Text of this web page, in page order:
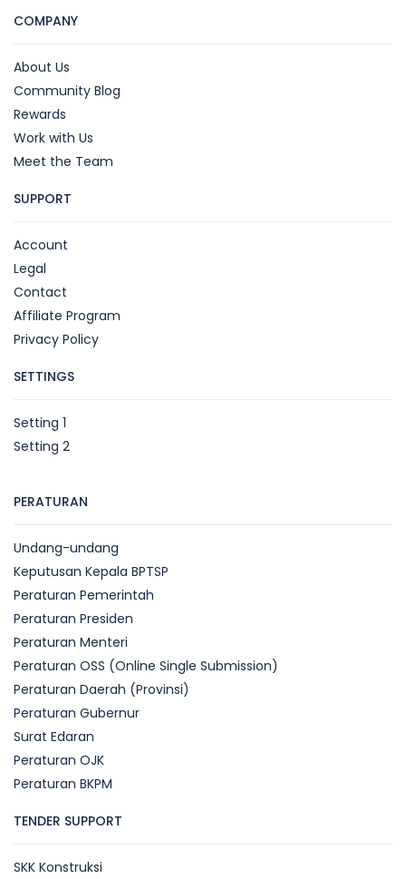
COMPANY
About Us
Community Blog
Rewards
Work with Us
Meet the Team
SUPPORT
Account
Legal
Contact
Affiliate Program
Privacy Policy
SETTINGS
Setting 1
Setting 2
PERATURAN
Undang-undang
Keputusan Kepala BPTSP
Peraturan Pemerintah
Peraturan Presiden
Peraturan Menteri
Peraturan OSS (Online Single Submission)
Peraturan Daerah (Provinsi)
Peraturan Gubernur
Surat Edaran
Peraturan OJK
Peraturan BKPM
TENDER SUPPORT
SKK Konstruksi